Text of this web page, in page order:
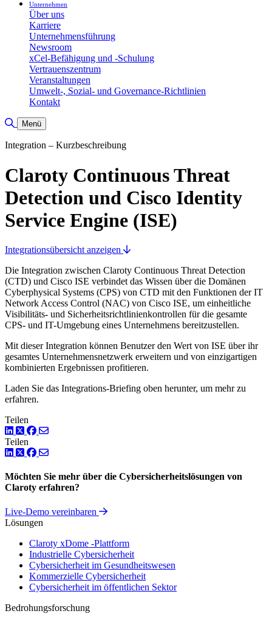
Unternehmen
Über uns
Karriere
Unternehmensführung
Newsroom
xCel-Befähigung und -Schulung
Vertrauenszentrum
Veranstaltungen
Umwelt-, Sozial- und Governance-Richtlinien
Kontakt
Suche umschalten
Menü
Integration – Kurzbeschreibung
Claroty Continuous Threat
Detection und Cisco Identity
Service Engine (ISE)
Integrationsübersicht anzeigen
Die Integration zwischen Claroty Continuous Threat Detection
(CTD) und Cisco ISE verbindet das Wissen über die Domänen
Cyberphysical Systems (CPS) von CTD mit den Funktionen der IT
Network Access Control (NAC) von Cisco ISE, um einheitliche
Visibilitäts- und Sicherheitsrichtlinienkontrollen für die gesamte
CPS- und IT-Umgebung eines Unternehmens bereitzustellen.
Mit dieser Integration können Benutzer den Wert von ISE über ihr
gesamtes Unternehmensnetzwerk erweitern und von einzigartigen
kombinierten Ergebnissen profitieren.
Laden Sie das Integrations-Briefing oben herunter, um mehr zu
erfahren.
Teilen
LinkedIn
TwitterFacebook
Teilen
LinkedIn
TwitterFacebook
Möchten Sie mehr über die Cybersicherheitslösungen von
Claroty erfahren?
Live-Demo vereinbaren
Lösungen
Claroty xDome -Plattform
Industrielle Cybersicherheit
Cybersicherheit im Gesundheitswesen
Kommerzielle Cybersicherheit
Cybersicherheit im öffentlichen Sektor
Bedrohungsforschung